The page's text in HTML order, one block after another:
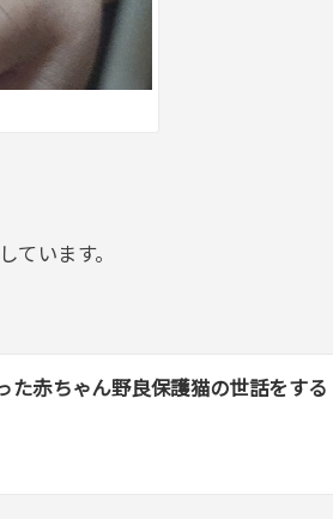
ています。
た赤ちゃん野良保護猫の世話をする